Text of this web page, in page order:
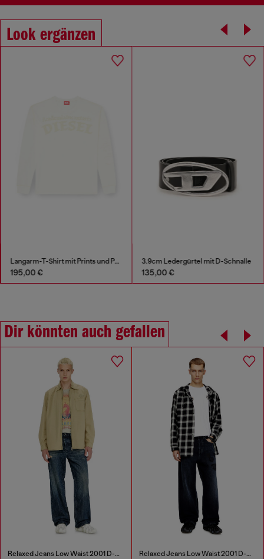
Look ergänzen
3.9cm Ledergürtel mit D-Schnalle
135,00 €
S-D-Griffe - Turnschuhe aus
175,00 €
Dir könnten auch gefallen
Relaxed Jeans Low Waist 2001 D-Macro Relaxed Jeans Low Waist 2001 D-Macro